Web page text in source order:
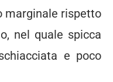
marginale rispetto
nel quale spicca
e poco